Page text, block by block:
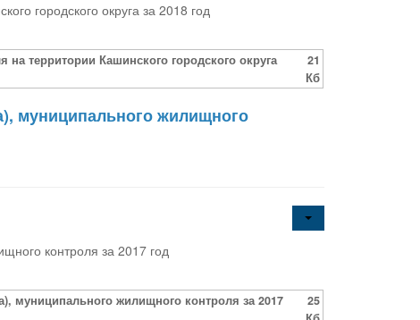
городского округа за 2018 год
территории Кашинского городского округа
21
Кб
муниципального жилищного
контроля за 2017 год
муниципального жилищного контроля за 2017
25